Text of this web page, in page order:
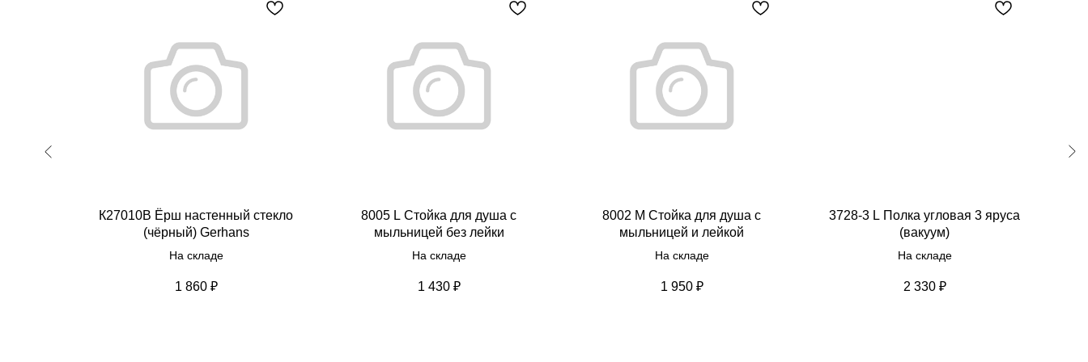
К27010В Ёрш настенный стекло
(чёрный) Gerhans
На складе
1 860 ₽
8005 L Стойка для душа с
мыльницей без лейки
На складе
1 430 ₽
8002 М Стойка для душа с
мыльницей и лейкой
На складе
1 950 ₽
3728-3 L Полка угловая 3 яруса
(вакуум)
На складе
2 330 ₽